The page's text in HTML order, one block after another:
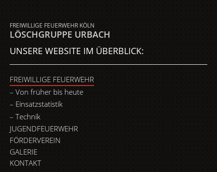
FREIWILLIGE FEUERWEHR KÖLN
LÖSCHGRUPPE URBACH
UNSERE WEBSITE IM ÜBERBLICK:
FREIWILLIGE FEUERWEHR
Von früher bis heute
Einsatzstatistik
Technik
JUGENDFEUERWEHR
FÖRDERVEREIN
GALERIE
KONTAKT